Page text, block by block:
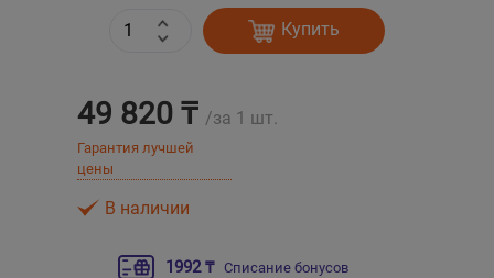
Купить
49 820 ₸ /за 1 шт.
Гарантия лучшей
цены
В наличии
1992 ₸ Списание бонусов
Усть-Каменогорск